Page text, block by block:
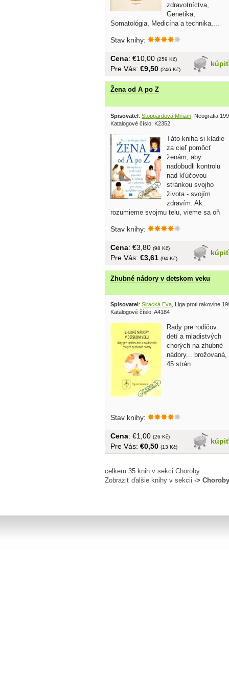
zdravotníctva,
Genetika,
Somatológia, Medicína a technika,...
Stav knihy:
kúpiť
Cena: €10,00 (259 Kč)
Pre Vás: €9,50 (246 Kč)
Žena od A po Z
Spisovatel: Stoppardová Miriam , Neografia
Katalogové číslo: K2352
Táto kniha si kladie
za cieľ pomôcť
ženám, aby
nadobudli kontrolu
nad kľúčovou
stránkou svojho
života - svojím
zdravím. Ak
rozumieme svojmu telu, vieme sa oň
Stav knihy:
kúpiť
Cena: €3,80 (98 Kč)
Pre Vás: €3,61 (94 Kč)
Zhubné nádory v detskom veku
Spisovatel : Siracká Eva , Liga proti rakovine
Katalogové číslo: A4184
Rady pre rodičov
detí a mladistvých
chorých na zhubné
nádory... brožovaná,
45 strán
Stav knihy:
kúpiť
Cena: €1,00 (26 Kč)
Pre Vás: €0,50 (13 Kč)
celkem 35 knih v sekci Choroby
Zobraziť ďalšie knihy v sekcii -> Choroby